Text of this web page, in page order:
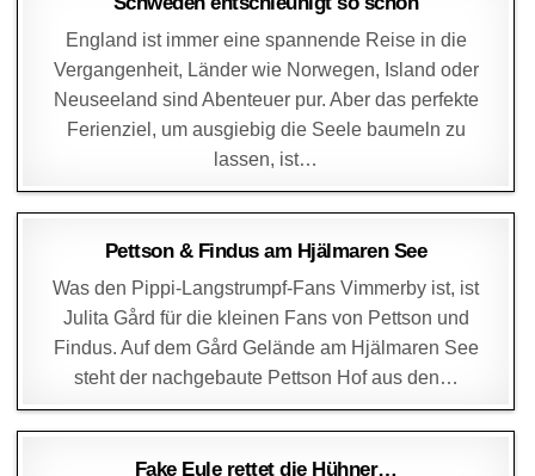
England ist immer eine spannende Reise in die
Vergangenheit, Länder wie Norwegen, Island oder
Neuseeland sind Abenteuer pur. Aber das perfekte
Ferienziel, um ausgiebig die Seele baumeln zu
lassen, ist…
DAGMAR 26. AUGUST 2014
Pettson & Findus am Hjälmaren See
Was den Pippi-Langstrumpf-Fans Vimmerby ist, ist
Julita Gård für die kleinen Fans von Pettson und
Findus. Auf dem Gård Gelände am Hjälmaren See
steht der nachgebaute Pettson Hof aus den…
DAGMAR 25. AUGUST 2014
Fake Eule rettet die Hühner…